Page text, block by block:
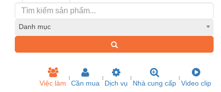
Danh mục
Việc làm Cần mua Dịch vụ Nhà cung cấp Video clip